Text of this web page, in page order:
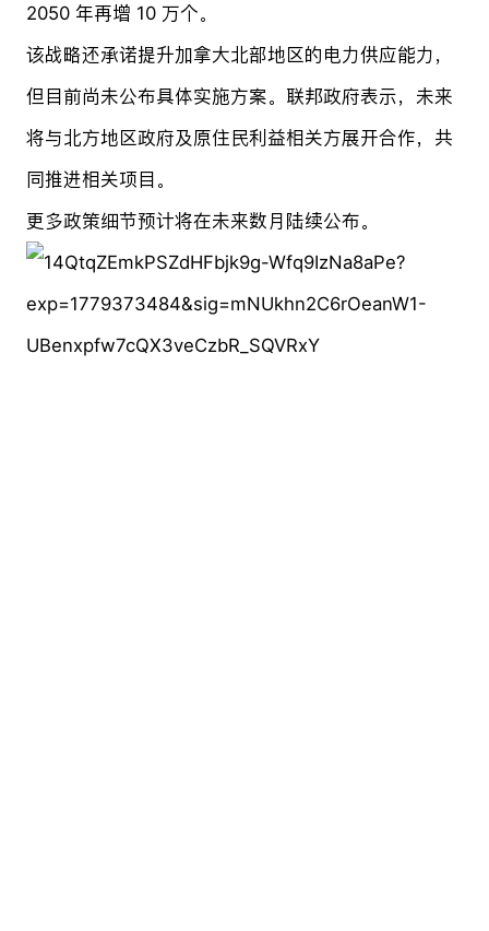
2050 年再增 10 万个。
该战略还承诺提升加拿大北部地区的电力供应能力，
但目前尚未公布具体实施方案。联邦政府表示，未来
将与北方地区政府及原住民利益相关方展开合作，共
同推进相关项目。
更多政策细节预计将在未来数月陆续公布。